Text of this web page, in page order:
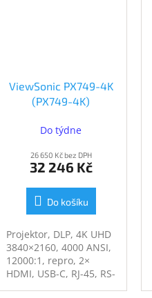
ViewSonic PX749-4K
(PX749-4K)
Do týdne
26 650 Kč bez DPH
32 246 Kč
Do košíku
Projektor, DLP, 4K UHD
3840×2160, 4000 ANSI,
12000:1, repro, 2×
HDMI, USB-C, RJ-45, RS-